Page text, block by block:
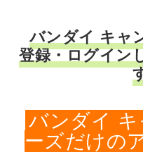
バンダイ キャ
登録・ログイン
バンダイ
ーズだけの